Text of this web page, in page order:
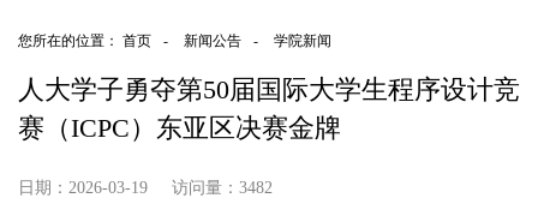
您所在的位置： 首页 - 新闻公告 - 学院新闻
人大学子勇夺第50届国际大学生程序设计竞
赛（ICPC）东亚区决赛金牌
日期：2026-03-19 访问量： 3482